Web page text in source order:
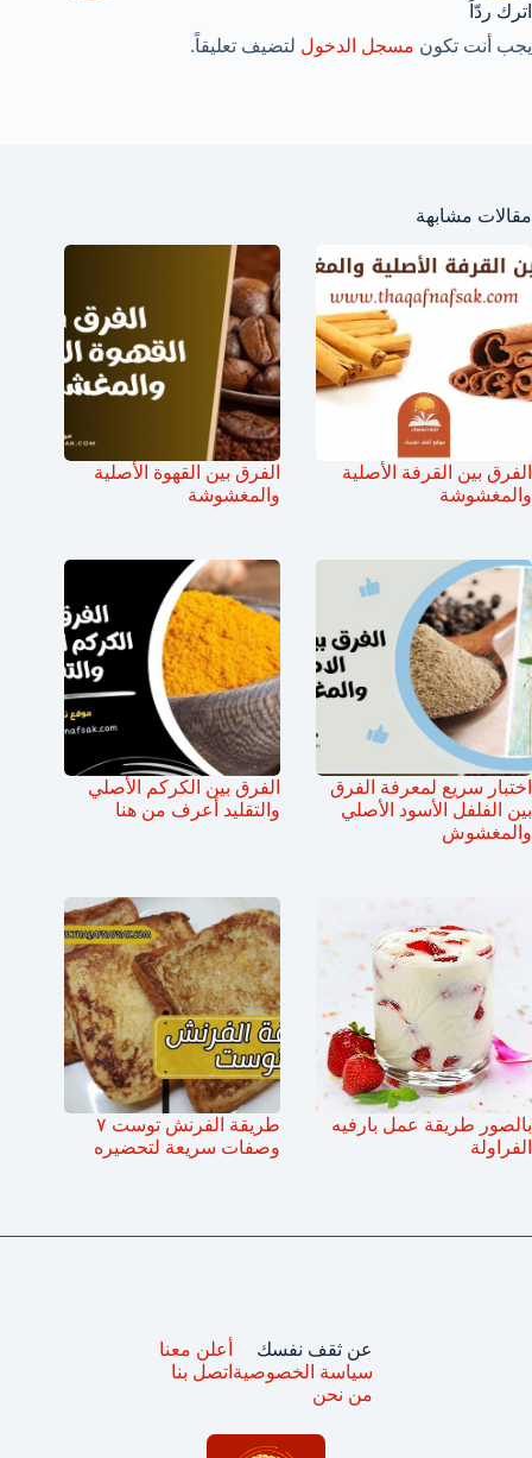
اترك ردّاً
يجب أنت تكون مسجل الدخول لتضيف تعليقاً.
مقالات مشابهة
الفرق بين القرفة الأصلية
والمغشوشة
الفرق بين القهوة الأصلية
والمغشوشة
اختبار سريع لمعرفة الفرق
بين الفلفل الأسود الأصلي
والمغشوش
الفرق بين الكركم الأصلي
والتقليد أعرف من هنا
بالصور طريقة عمل بارفيه
الفراولة
طريقة الفرنش توست ٧
وصفات سريعة لتحضيره
عن ثقف نفسك
سياسة الخصوصية
من نحن
أعلن معنا
اتصل بنا